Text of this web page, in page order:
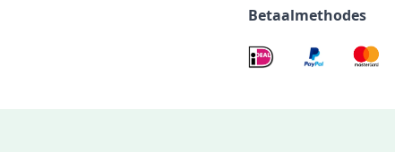
Betaalmethodes